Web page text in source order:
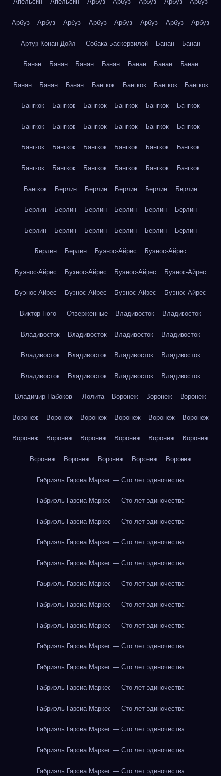
Апельсин Апельсин Арбуз Арбуз Арбуз Арбуз Арбуз
Арбуз Арбуз Арбуз Арбуз Арбуз Арбуз Арбуз Арбуз
Артур Конан Дойл — Собака Баскервилей Банан Банан
Банан Банан Банан Банан Банан Банан Банан
Банан Банан Банан Бангкок Бангкок Бангкок Бангкок
Бангкок Бангкок Бангкок Бангкок Бангкок Бангкок
Бангкок Бангкок Бангкок Бангкок Бангкок Бангкок
Бангкок Бангкок Бангкок Бангкок Бангкок Бангкок
Бангкок Бангкок Бангкок Бангкок Бангкок Бангкок
Бангкок Берлин Берлин Берлин Берлин Берлин
Берлин Берлин Берлин Берлин Берлин Берлин
Берлин Берлин Берлин Берлин Берлин Берлин
Берлин Берлин Буэнос-Айрес Буэнос-Айрес
Буэнос-Айрес Буэнос-Айрес Буэнос-Айрес Буэнос-Айрес
Буэнос-Айрес Буэнос-Айрес Буэнос-Айрес Буэнос-Айрес
Виктор Гюго — Отверженные Владивосток Владивосток
Владивосток Владивосток Владивосток Владивосток
Владивосток Владивосток Владивосток Владивосток
Владивосток Владивосток Владивосток Владивосток
Владимир Набоков — Лолита Воронеж Воронеж Воронеж
Воронеж Воронеж Воронеж Воронеж Воронеж Воронеж
Воронеж Воронеж Воронеж Воронеж Воронеж Воронеж
Воронеж Воронеж Воронеж Воронеж Воронеж
Габриэль Гарсиа Маркес — Сто лет одиночества
Габриэль Гарсиа Маркес — Сто лет одиночества
Габриэль Гарсиа Маркес — Сто лет одиночества
Габриэль Гарсиа Маркес — Сто лет одиночества
Габриэль Гарсиа Маркес — Сто лет одиночества
Габриэль Гарсиа Маркес — Сто лет одиночества
Габриэль Гарсиа Маркес — Сто лет одиночества
Габриэль Гарсиа Маркес — Сто лет одиночества
Габриэль Гарсиа Маркес — Сто лет одиночества
Габриэль Гарсиа Маркес — Сто лет одиночества
Габриэль Гарсиа Маркес — Сто лет одиночества
Габриэль Гарсиа Маркес — Сто лет одиночества
Габриэль Гарсиа Маркес — Сто лет одиночества
Габриэль Гарсиа Маркес — Сто лет одиночества
Габриэль Гарсиа Маркес — Сто лет одиночества